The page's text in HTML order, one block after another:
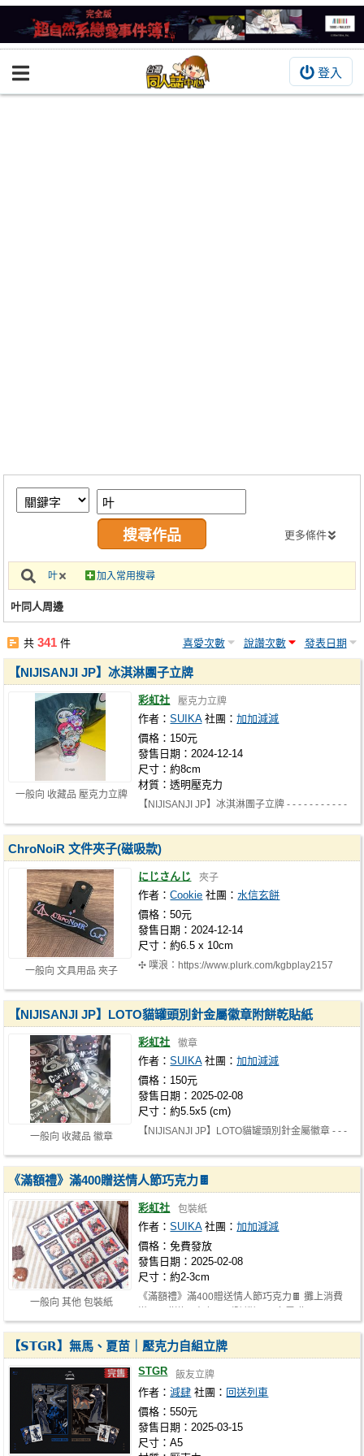
登入
BOOKY書集倉庫
繪圖藝廊
交流中心
攤位轉讓區
會員功能選單
註冊會員
更多條件
叶 加入常用搜尋
叶同人周邊
共341 件 喜愛次數 說讚次數 發表日期
一般向 收藏品 壓克力立牌
【NIJISANJI JP】冰淇淋團子立牌
彩虹社 壓克力立牌
作者：SUIKA 社團：加加減減
價格：150元
發售日期：2024-12-14
尺寸：約8cm
材質：透明壓克力
【NIJISANJI JP】冰淇淋團子立牌 - - - - - - - - - - -
一般向 文具用品 夾子
ChroNoiR 文件夾子(磁吸款)
にじさんじ 夾子
作者：Cookie 社團：水信玄餅
價格：50元
發售日期：2024-12-14
尺寸：約6.5 x 10cm
✣ 噗浪：https://www.plurk.com/kgbplay2157
一般向 收藏品 徽章
【NIJISANJI JP】LOTO貓罐頭別針金屬徽章附餅乾貼紙
彩虹社 徽章
作者：SUIKA 社團：加加減減
價格：150元
發售日期：2025-02-08
尺寸：約5.5x5 (cm)
【NIJISANJI JP】LOTO貓罐頭別針金屬徽章 - - -
一般向 其他 包裝紙
《滿額禮》滿400贈送情人節巧克力🍫
彩虹社 包裝紙
作者：SUIKA 社團：加加減減
價格：免費發放
發售日期：2025-02-08
尺寸：約2-3cm
《滿額禮》滿400贈送情人節巧克力🍫 攤上消費
【𝗦𝗧𝗚𝗥】無馬、夏苗｜壓克力自組立牌
STGR 飯友立牌
作者：減肆 社團： 回送列車
價格：550元
發售日期：2025-03-15
尺寸：A5